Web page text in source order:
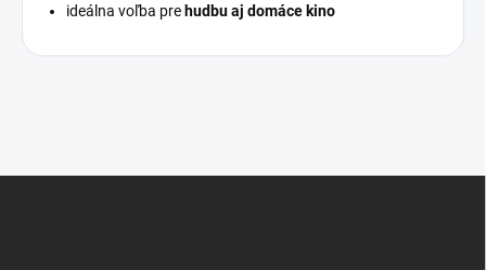
ideálna voľba pre hudbu aj domáce kino